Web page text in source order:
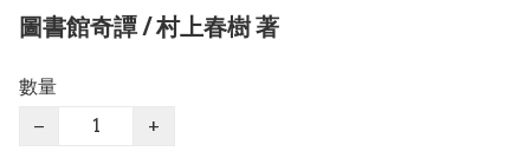
圖書館奇譚 / 村上春樹 著
數量
−
+